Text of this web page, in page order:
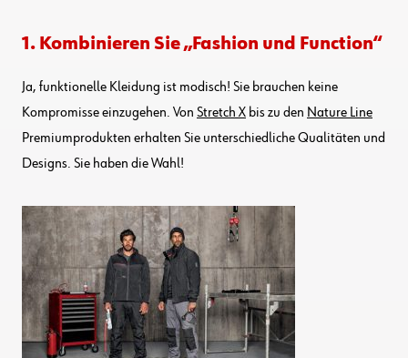
1. Kombinieren Sie „Fashion und Function“
Ja, funktionelle Kleidung ist modisch! Sie brauchen keine
Kompromisse einzugehen. Von Stretch X bis zu den Nature Line
Premiumprodukten erhalten Sie unterschiedliche Qualitäten und
Designs. Sie haben die Wahl!